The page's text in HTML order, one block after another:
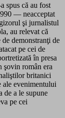
spus că au fost
— neacceptat
şi jurnalistul
au relevat că
demonstranţi de
pe cei de
în presa
şovin român era
britanici
ale evenimentului
de a le supune
pe cei